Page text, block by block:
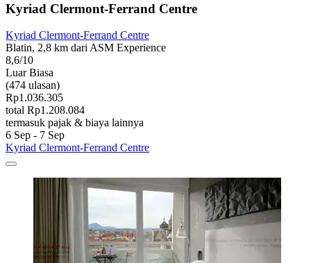
Kyriad Clermont-Ferrand Centre
Kyriad Clermont-Ferrand Centre
Blatin, 2,8 km dari ASM Experience
8,6/10
Luar Biasa
(474 ulasan)
Rp1.036.305
total Rp1.208.084
termasuk pajak & biaya lainnya
6 Sep - 7 Sep
Kyriad Clermont-Ferrand Centre